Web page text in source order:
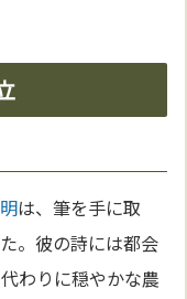
明は、筆を手に取
。彼の詩には都会
わりに穏やかな農